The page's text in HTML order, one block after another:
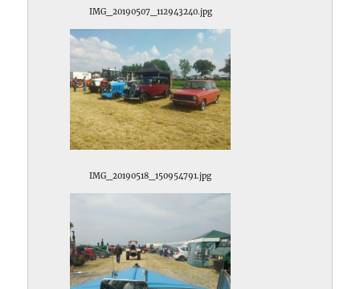
IMG_20190507_112943240.jpg
IMG_20190518_150954791.jpg